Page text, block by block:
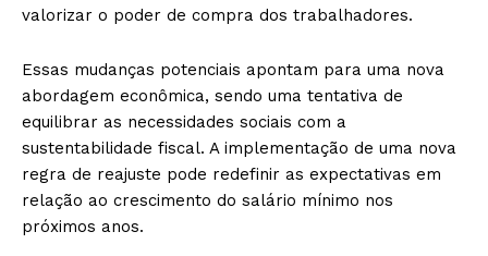
valorizar o poder de compra dos trabalhadores.
Essas mudanças potenciais apontam para uma nova
abordagem econômica, sendo uma tentativa de
equilibrar as necessidades sociais com a
sustentabilidade fiscal. A implementação de uma nova
regra de reajuste pode redefinir as expectativas em
relação ao crescimento do salário mínimo nos
próximos anos.